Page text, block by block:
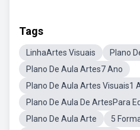
Tags
LinhaArtes Visuais
Plano
Plano De Aula Artes7 Ano
Plano De Aula Artes Visuais1
Plano De Aula De ArtesPara
Plano De Aula Arte
5